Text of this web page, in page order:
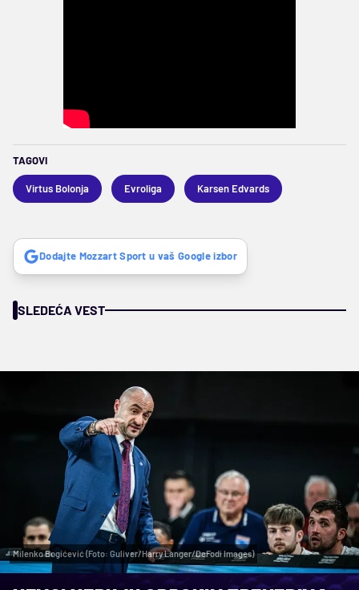
TAGOVI
Virtus Bolonja Evroliga Karsen Edvards
Dodajte Mozzart Sport u vaš Google izbor
SLEDEĆA VEST
Milenko Bogićević (Foto: Guliver/Harry Langer/DeFodi Images)